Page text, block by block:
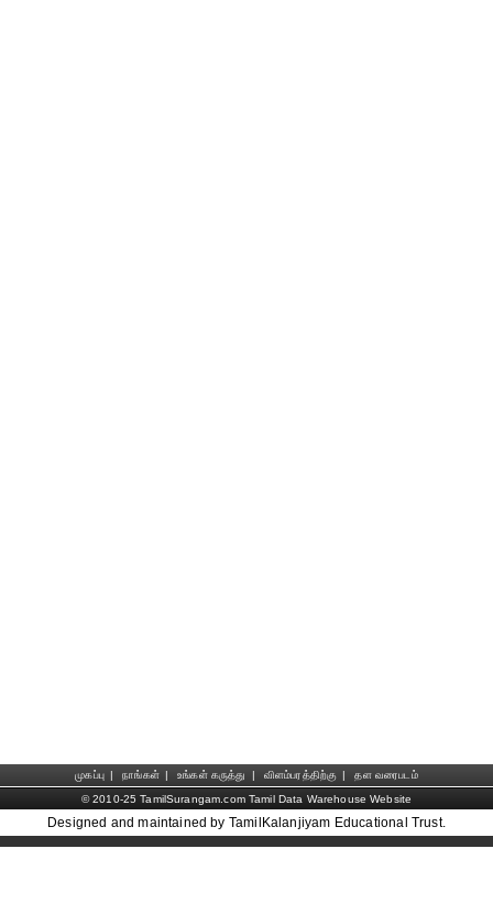
முகப்பு | நாங்கள் | உங்கள் கருத்து | விளம்பரத்திற்கு |
தள வரைபடம்
© 2010-25 TamilSurangam.com Tamil Data Warehouse Website
Designed and maintained by TamilKalanjiyam Educational Trust.